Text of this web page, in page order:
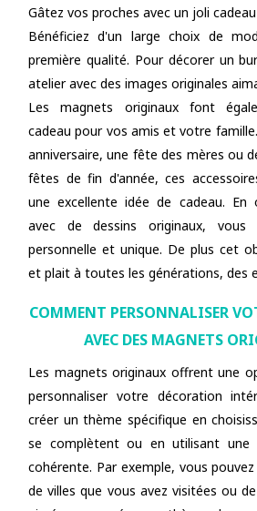
Gâtez vos proches avec un joli
Bénéficiez d'un large choix de
première qualité. Pour décorer un
atelier avec des images originales
Les magnets originaux font
cadeau pour vos amis et votre
anniversaire, une fête des mères ou
fêtes de fin d'année, ces
une excellente idée de cadeau.
avec de dessins originaux,
personnelle et unique. De plus cet
et plait à toutes les générations, des
COMMENT PERSONNALISER
AVEC DES MAGNETS
Les magnets originaux offrent une
personnaliser votre décoration
créer un thème spécifique en
se complètent ou en utilisant une
cohérente. Par exemple, vous
de villes que vous avez visitées ou